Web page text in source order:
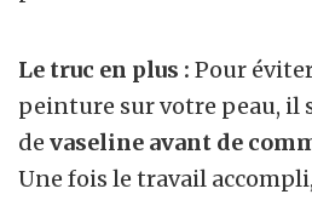
Le truc en plus : Pour
peinture sur votre peau, il
de vaseline avant de
Une fois le travail accompli,